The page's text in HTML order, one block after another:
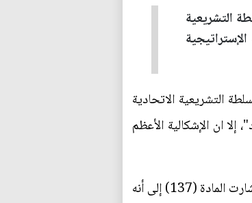
التشريعية
تشير إلى حتمية تشكيل السلطة التشريعية الاتحادية
إلا ان الإشكالية الأعظم
والواقع يشير إلى أحادية السلطة متمثلة بمجلس النواب لغاية اليوم بمخالفة صريحة وصارخة للنصوص الدستورية إذ أشارت المادة (137) إلى أنه